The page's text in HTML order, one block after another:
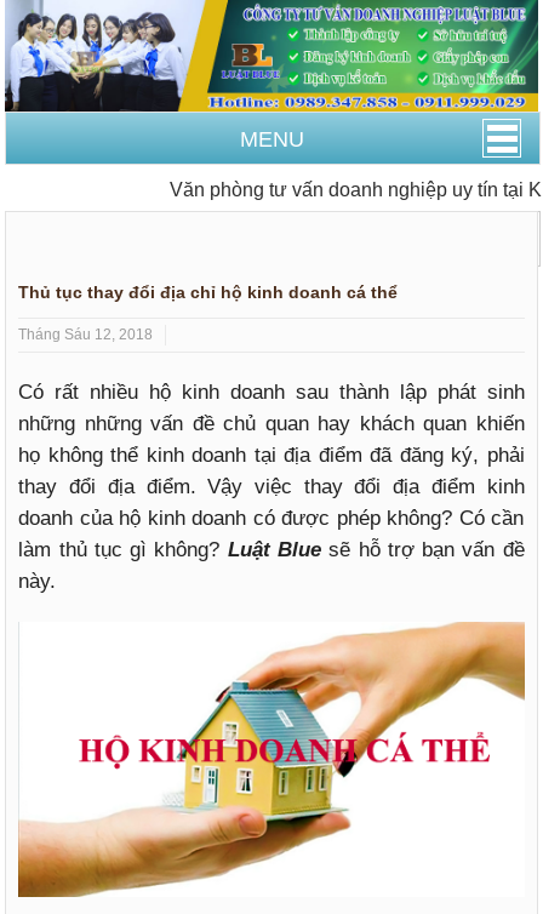
MENU
Văn phòng tư vấn doanh nghiệp uy tín tại
Thủ tục thay đổi địa chỉ hộ kinh doanh cá thể
Tháng Sáu 12, 2018
Có rất nhiều hộ kinh doanh sau thành lập phát sinh
những những vấn đề chủ quan hay khách quan khiến
họ không thể kinh doanh tại địa điểm đã đăng ký, phải
thay đổi địa điểm. Vậy việc thay đổi địa điểm kinh
doanh của hộ kinh doanh có được phép không? Có cần
làm thủ tục gì không? Luật Blue sẽ hỗ trợ bạn vấn đề
này.